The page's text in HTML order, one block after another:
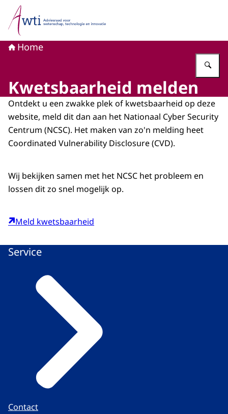
Naar de homepage van Adviesraad voor wetenschap,
Home
Kwetsbaarheid melden
Ontdekt u een zwakke plek of kwetsbaarheid op deze
website, meld dit dan aan het Nationaal Cyber Security
Centrum (NCSC). Het maken van zo'n melding heet
Coordinated Vulnerability Disclosure(CVD).
Wij bekijken samen met het NCSC het probleem en
lossen dit zo snel mogelijk op.
Meld kwetsbaarheid
Service
Contact